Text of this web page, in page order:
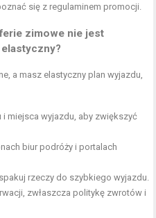
się z regulaminem promocji.
zimowe nie jest
a masz elastyczny plan wyjazdu,
i miejsca wyjazdu, aby zwiększyć
biur podróży i portalach
rzeczy do szybkiego wyjazdu.
zwłaszcza politykę zwrotów i